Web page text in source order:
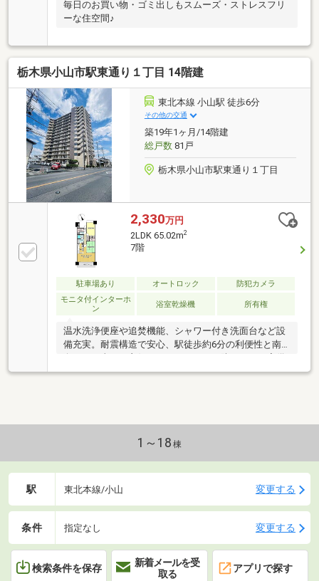
毎日のお買い物・ゴミ出しもスムーズ・ストレスフリ
ーな住空間♪
栃木県小山市駅東通り１丁目 14階建
東北本線 小山駅 徒歩6分
その他の交通
築19年1ヶ月/14階建
総戸数81戸
栃木県小山市駅東通り１丁目
2,330万円
2LDK 65.02m2
7階
駐車場あり オートロック
防犯カメラ
モニタ付インターホ
ン
浴室乾燥機 所有権
温水洗浄便座や追焚機能、シャワー付き洗面台など設
備充実。耐震構造で安心、駅徒歩約6分の利便性と南
の住まいです。
1～18 棟
駅 東北本線/小山 変更する
条件 指定なし 変更する
検索条件を保存
新着メールを受
取る
アプリで探す